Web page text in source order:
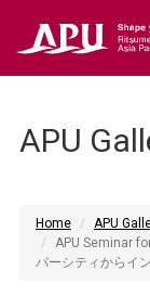
APU
Home
APU
APU Seminar
バーシティからイ